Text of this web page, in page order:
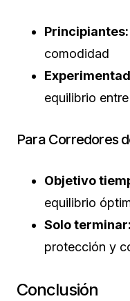
Principiantes:
comodidad
equilibrio
Para Corredores
Objetivo
equilibrio
Solo terminar:
protección y
Conclusión